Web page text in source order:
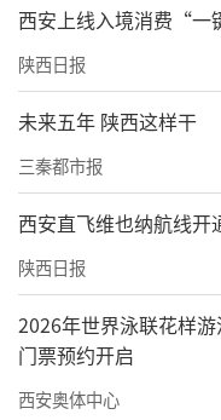
歌词，表达了民
挚谢意，以及对西
校69周年校庆的
西安上线入境消费“
陕西日报
未来五年 陕西这样干
三秦都市报
西安直飞维也纳航线开
陕西日报
2026年世界泳联花样
门票预约开启
西安奥体中心